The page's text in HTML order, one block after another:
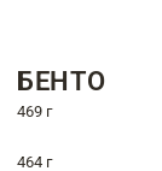
БЕНТО
469 г
464 г